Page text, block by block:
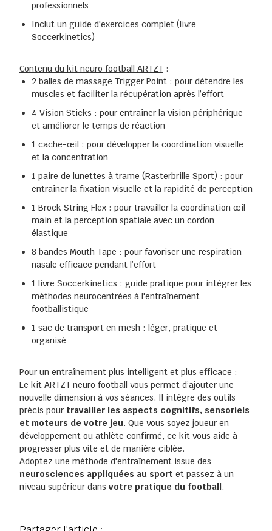
professionnels
Inclut un guide d'exercices complet (livre
Soccerkinetics)
Contenu du kit neuro football ARTZT :
2 balles de massage Trigger Point : pour détendre les
muscles et faciliter la récupération après l’effort
4 Vision Sticks : pour entraîner la vision périphérique
et améliorer le temps de réaction
1 cache-œil : pour développer la coordination visuelle
et la concentration
1 paire de lunettes à trame (Rasterbrille Sport) : pour
entraîner la fixation visuelle et la rapidité de perception
1 Brock String Flex : pour travailler la coordination œil-
main et la perception spatiale avec un cordon
élastique
8 bandes Mouth Tape : pour favoriser une respiration
nasale efficace pendant l’effort
1 livre Soccerkinetics : guide pratique pour intégrer les
méthodes neurocentrées à l'entraînement
footballistique
1 sac de transport en mesh : léger, pratique et
organisé
Pour un entraînement plus intelligent et plus efficace :
Le kit ARTZT neuro football vous permet d’ajouter une
nouvelle dimension à vos séances. Il intègre des outils
précis pour travailler les aspects cognitifs, sensoriels
et moteurs de votre jeu. Que vous soyez joueur en
développement ou athlète confirmé, ce kit vous aide à
progresser plus vite et de manière ciblée.
Adoptez une méthode d'entraînement issue des
neurosciences appliquées au sport et passez à un
niveau supérieur dans votre pratique du football.